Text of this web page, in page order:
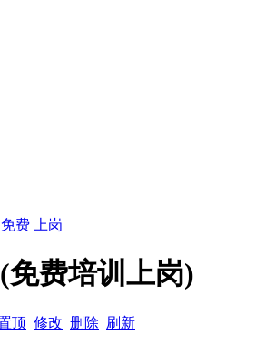
免费 上岗
免费培训上岗)
顶 修改 删除 刷新